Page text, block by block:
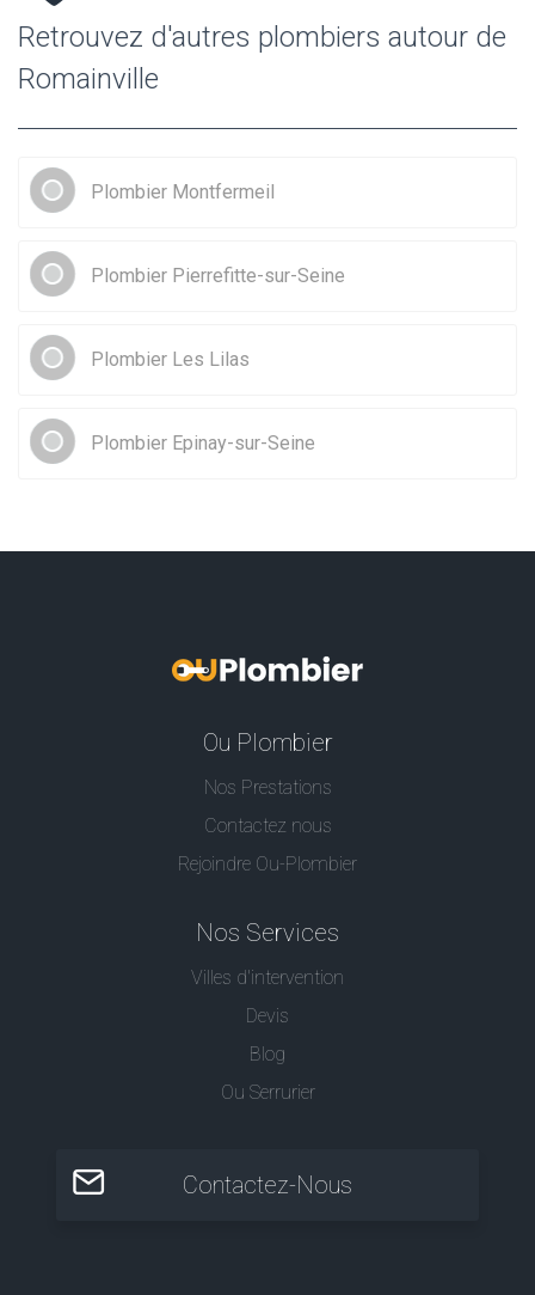
Retrouvez d'autres plombiers autour de
Romainville
Plombier Montfermeil
Plombier Pierrefitte-sur-Seine
Plombier Les Lilas
Plombier Epinay-sur-Seine
Ou Plombier
Nos Prestations
Contactez nous
Rejoindre Ou-Plombier
Nos Services
Villes d'intervention
Devis
Blog
Ou Serrurier
Contactez-Nous